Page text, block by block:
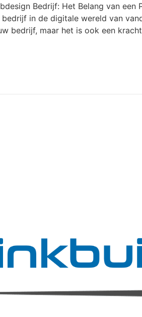
Bedrijf: Het Belang van
in de digitale wereld van
bedrijf, maar het is ook een